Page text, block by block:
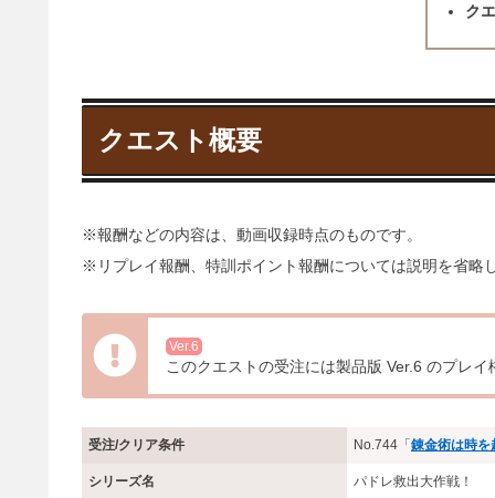
ク
クエスト概要
※報酬などの内容は、動画収録時点のものです。
※リプレイ報酬、特訓ポイント報酬については説明を省略
Ver.6
このクエストの受注には製品版 Ver.6 のプレイ
受注/クリア条件 No.744「錬金術は時を
シリーズ名 パドレ救出大作戦！